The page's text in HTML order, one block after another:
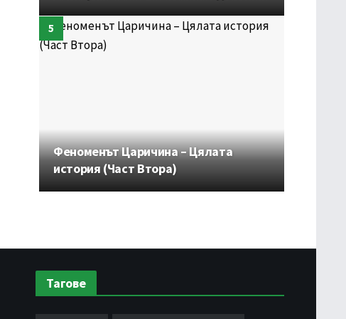
Феноменът Царичина – Цялата
история (Част Втора)
Тагове